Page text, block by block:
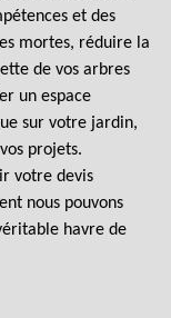
et des
mortes, réduire la
de vos arbres
un espace
sur votre jardin,
projets.
votre devis
nous pouvons
havre de